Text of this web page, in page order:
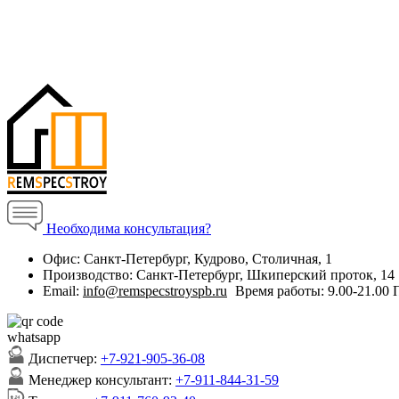
Необходима консультация?
Офис: Санкт-Петербург, Кудрово, Столичная, 1
Производство: Санкт-Петербург, Шкиперский проток, 14
Email: info@remspecstroyspb.ru Время работы: 9.00-
Диспетчер: +7-921-905-36-08
Менеджер консультант: +7-911-844-31-59